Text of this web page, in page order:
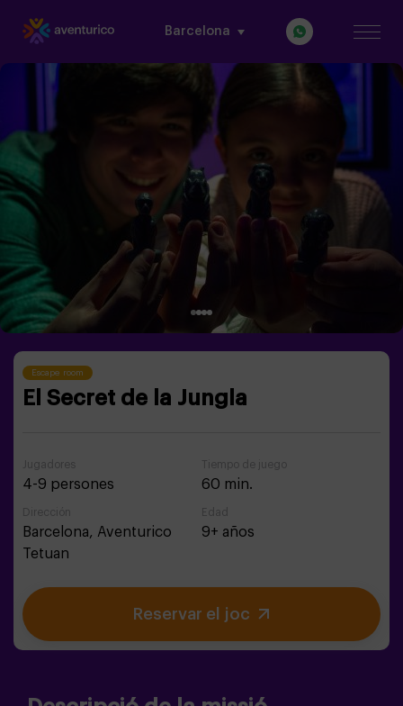
Barcelona
Escape room
El Secret de la Jungla
Jugadores
4-9 persones
Tiempo de juego
60 min.
Dirección
Barcelona, Aventurico
Tetuan
Edad
9+ años
Reservar el joc